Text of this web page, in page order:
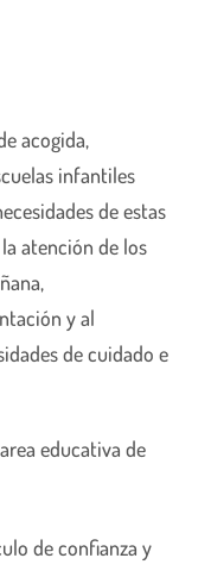
acogida,
infantiles
de estas
atención de los
y al
de cuidado e
educativa de
de confianza y